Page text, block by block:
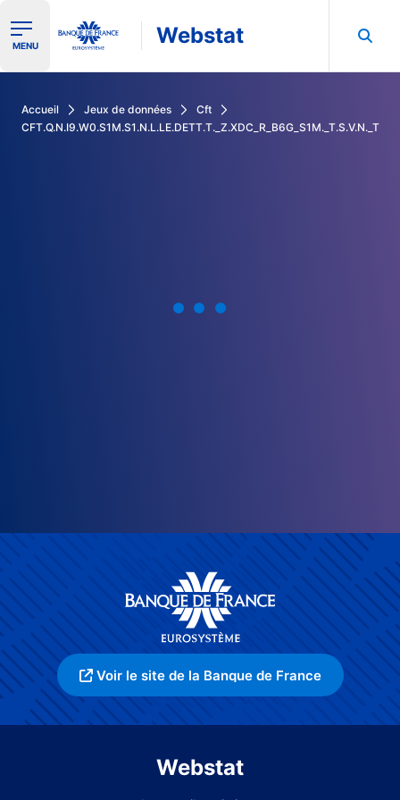
Ouvrir le menu de navigation
MENU Webstat
Accueil Jeux de données
Cft
CFT.Q.N.I9.W0.S1M.S1.N.L.LE.DETT.T._Z.XDC_R_B6G_S1M._T.S.V.N._T
Voir le site de la Banque de France
Webstat